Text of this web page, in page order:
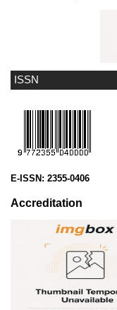
ISSN
E-ISSN: 2355-0406
Accreditation